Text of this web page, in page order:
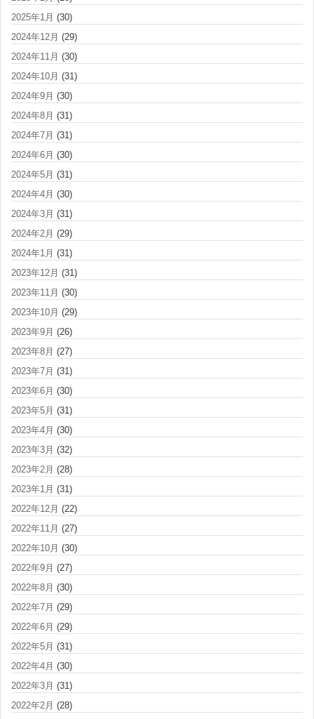
2025年1月 (30)
2024年12月 (29)
2024年11月 (30)
2024年10月 (31)
2024年9月 (30)
2024年8月 (31)
2024年7月 (31)
2024年6月 (30)
2024年5月 (31)
2024年4月 (30)
2024年3月 (31)
2024年2月 (29)
2024年1月 (31)
2023年12月 (31)
2023年11月 (30)
2023年10月 (29)
2023年9月 (26)
2023年8月 (27)
2023年7月 (31)
2023年6月 (30)
2023年5月 (31)
2023年4月 (30)
2023年3月 (32)
2023年2月 (28)
2023年1月 (31)
2022年12月 (22)
2022年11月 (27)
2022年10月 (30)
2022年9月 (27)
2022年8月 (30)
2022年7月 (29)
2022年6月 (29)
2022年5月 (31)
2022年4月 (30)
2022年3月 (31)
2022年2月 (28)